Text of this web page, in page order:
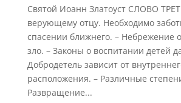
Святой Иоанн Златоуст СЛОВО
верующему отцу. Необходимо
спасении ближнего. – Небрежение
зло. – Законы о воспитании детей
Добродетель зависит от
расположения. – Различные
Развращение...